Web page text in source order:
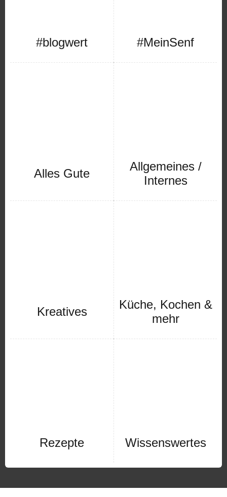
#blogwert #MeinSenf
Alles Gute
Allgemeines /
Internes
Kreatives
Küche, Kochen &
mehr
Rezepte Wissenswertes